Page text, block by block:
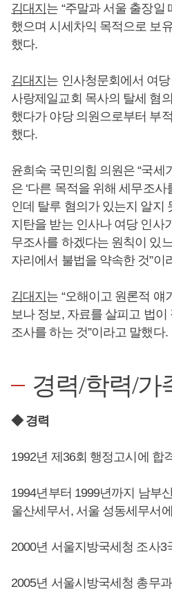
김대지는 “주말과 서울 출장일
했으며 시세차익 목적으로 보
했다.
김대지는 인사청문회에서 여
사랑제일교회 목사의 탈세 혐
했다가 야당 의원으로부터 부
했다.
윤희숙 국민의힘 의원은 “국세
은 ‘다른 목적을 위해 세무조사
인데 탈루 혐의가 있는지 알지
지탄을 받는 인사나 여당 인사
무조사를 하겠다는 원칙이 있
자리에서 불법을 약속한 것”이
김대지는 “오해이고 원론적 얘
보나 정보, 자료를 살피고 법
조사를 하는 것”이라고 말했다.
경력/학력/가
◆ 경력
1992년 제36회 행정고시에 합
1994년부터 1999년까지 남부
울산세무서, 서울 성동세무서
2000년 서울지방국세청 조사3
2005년 서울시방국세청 총무